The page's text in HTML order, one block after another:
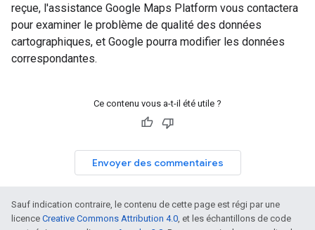
reçue, l'assistance Google Maps Platform vous contactera
pour examiner le problème de qualité des données
cartographiques, et Google pourra modifier les données
correspondantes.
Ce contenu vous a-t-il été utile ?
Envoyer des commentaires
Sauf indication contraire, le contenu de cette page est régi par une
licence Creative Commons Attribution 4.0 , et les échantillons de code